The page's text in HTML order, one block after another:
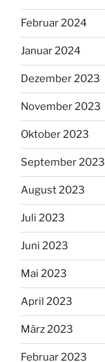
Februar 2024
Januar 2024
Dezember 2023
November 2023
Oktober 2023
September 2023
August 2023
Juli 2023
Juni 2023
Mai 2023
April 2023
März 2023
Februar 2023